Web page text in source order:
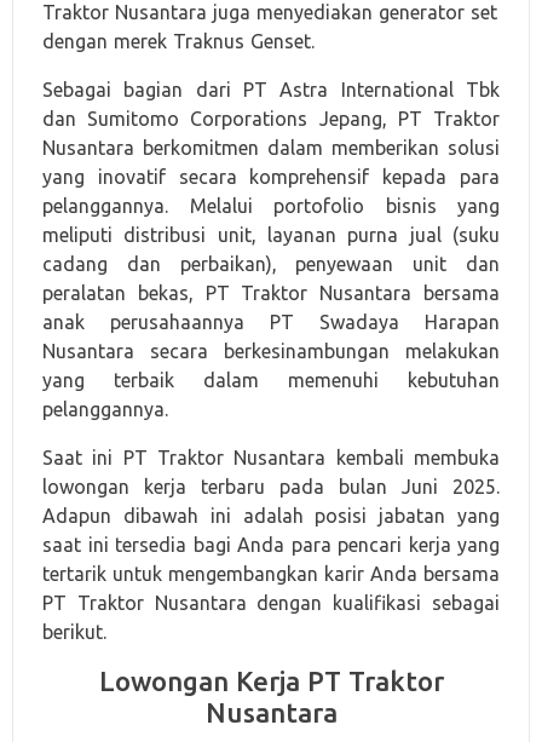
Traktor Nusantara juga menyediakan generator set
dengan merek Traknus Genset.
Sebagai bagian dari PT Astra International Tbk
dan Sumitomo Corporations Jepang, PT Traktor
Nusantara berkomitmen dalam memberikan solusi
yang inovatif secara komprehensif kepada para
pelanggannya. Melalui portofolio bisnis yang
meliputi distribusi unit, layanan purna jual (suku
cadang dan perbaikan), penyewaan unit dan
peralatan bekas, PT Traktor Nusantara bersama
anak perusahaannya PT Swadaya Harapan
Nusantara secara berkesinambungan melakukan
yang terbaik dalam memenuhi kebutuhan
pelanggannya.
Saat ini PT Traktor Nusantara kembali membuka
lowongan kerja terbaru pada bulan Juni 2025.
Adapun dibawah ini adalah posisi jabatan yang
saat ini tersedia bagi Anda para pencari kerja yang
tertarik untuk mengembangkan karir Anda bersama
PT Traktor Nusantara dengan kualifikasi sebagai
berikut.
Lowongan Kerja PT Traktor
Nusantara